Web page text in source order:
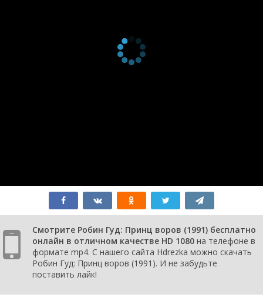
Смотрите Робин Гуд: Принц воров (1991) бесплатно
онлайн в отличном качестве HD 1080 на телефоне в
формате mp4. С нашего сайта Hdrezka можно скачать
Робин Гуд: Принц воров (1991). И не забудьте
поставить лайк!